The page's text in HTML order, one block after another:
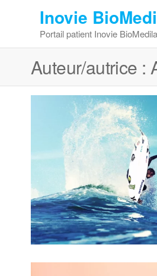
Inovie
Portail patient Inovie
Auteur/autrice :